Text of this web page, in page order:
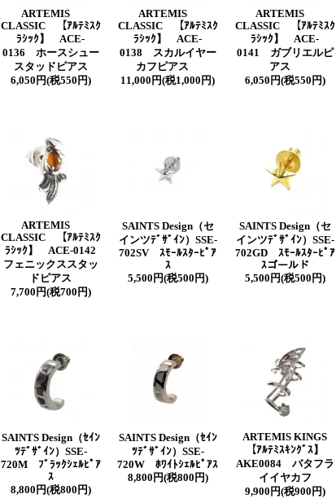
ARTEMIS
CLASSIC 【ｱﾙﾃﾐｽｸ
ﾗｼｯｸ】 ACE-
0136 ホースシュー
スタッドピアス
6,050円(税550円)
ARTEMIS
CLASSIC 【ｱﾙﾃﾐｽｸ
ﾗｼｯｸ】 ACE-
0138 スカルイヤー
カフピアス
11,000円(税1,000円)
ARTEMIS
CLASSIC 【ｱﾙﾃﾐｽｸ
ﾗｼｯｸ】 ACE-
0141 ガブリエルピ
アス
6,050円(税550円)
ARTEMIS
CLASSIC 【ｱﾙﾃﾐｽｸ
ﾗｼｯｸ】 ACE-0142
フェニックススタッ
ドピアス
7,700円(税700円)
SAINTS Design（セ
インツﾃﾞｻﾞｲﾝ）SSE-
702SV ｽﾓｰﾙｽﾀｰﾋﾟｱ
ｽ
5,500円(税500円)
SAINTS Design（セ
インツﾃﾞｻﾞｲﾝ）SSE-
702GD ｽﾓｰﾙｽﾀｰﾋﾟｱ
ｽゴールド
5,500円(税500円)
SAINTS Design（ｾｲﾝ
ﾂﾃﾞｻﾞｲﾝ）SSE-
720M ﾌﾞﾗｯｸｼｪﾙﾋﾟｱ
ｽ
8,800円(税800円)
SAINTS Design（ｾｲﾝ
ﾂﾃﾞｻﾞｲﾝ）SSE-
720W ﾎﾜｲﾄｼｪﾙﾋﾟｱｽ
8,800円(税800円)
ARTEMIS KINGS
【ｱﾙﾃﾐｽｷﾝｸﾞｽ】
AKE0084 バタフラ
イイヤカフ
9,900円(税900円)